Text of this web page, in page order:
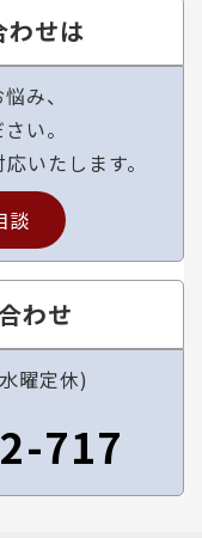
わせは
み、
い。
いたします。
談
わせ
曜定休)
717